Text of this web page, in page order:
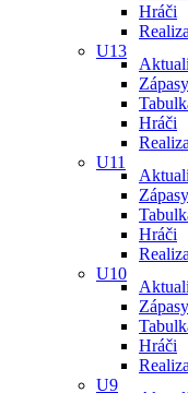
Hráči
U13
Zápasy
Hráči
U11
Zápasy
Hráči
U10
Zápasy
Hráči
U9